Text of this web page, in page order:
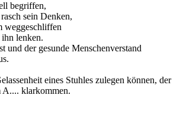
begriffen,
sein Denken,
weggeschliffen
lenken.
und der gesunde Menschenverstand
eines Stuhles zulegen können, der
A.... klarkommen.